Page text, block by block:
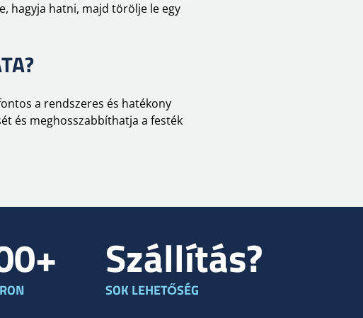
hagyja hatni, majd törölje le egy
a rendszeres és hatékony
és meghosszabbíthatja a festék
Szállítás?
SOK LEHETŐSÉG